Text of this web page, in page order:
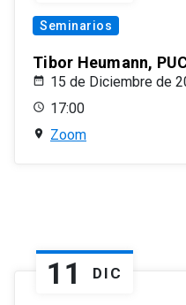
Seminarios
Tibor Heumann,
15 de Diciembre de
17:00
Zoom
11 DIC